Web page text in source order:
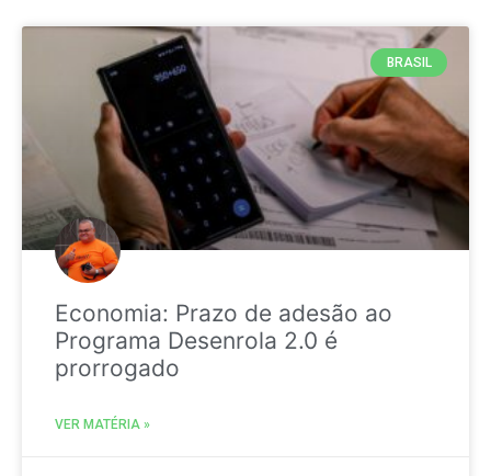
BRASIL
Economia: Prazo de adesão ao
Programa Desenrola 2.0 é
prorrogado
VER MATÉRIA »